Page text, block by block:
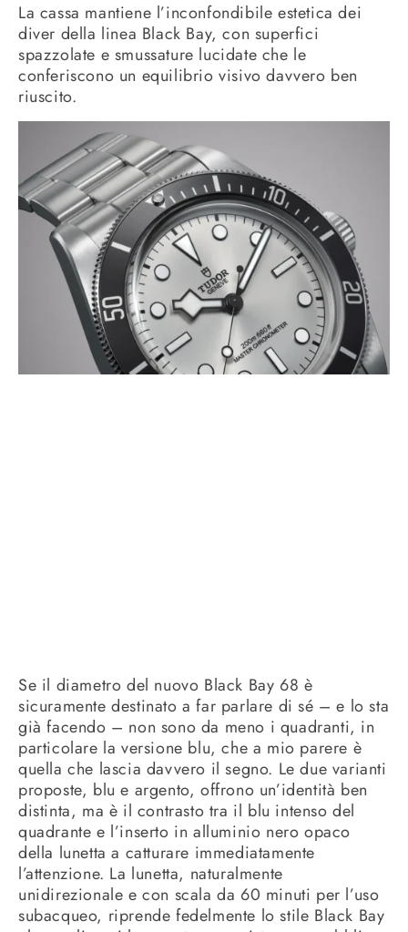
La cassa mantiene l’inconfondibile estetica dei
diver della linea Black Bay, con superfici
spazzolate e smussature lucidate che le
conferiscono un equilibrio visivo davvero ben
riuscito.
Se il diametro del nuovo Black Bay 68 è
sicuramente destinato a far parlare di sé – e lo sta
già facendo – non sono da meno i quadranti, in
particolare la versione blu, che a mio parere è
quella che lascia davvero il segno. Le due varianti
proposte, blu e argento, offrono un’identità ben
distinta, ma è il contrasto tra il blu intenso del
quadrante e l’inserto in alluminio nero opaco
della lunetta a catturare immediatamente
l’attenzione. La lunetta, naturalmente
unidirezionale e con scala da 60 minuti per l’uso
subacqueo, riprende fedelmente lo stile Black Bay